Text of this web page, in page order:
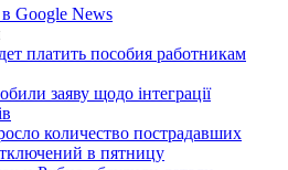
Google News
платить пособия работникам
заяву щодо інтеграції
количество пострадавших
в пятницу